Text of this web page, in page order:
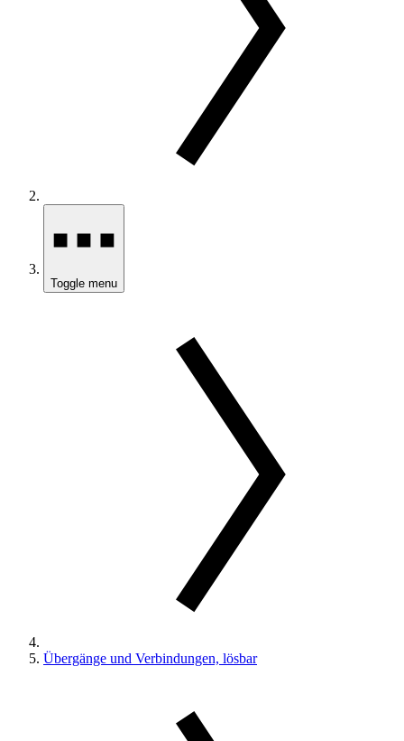
Toggle menu
Übergänge und Verbindungen, lösbar